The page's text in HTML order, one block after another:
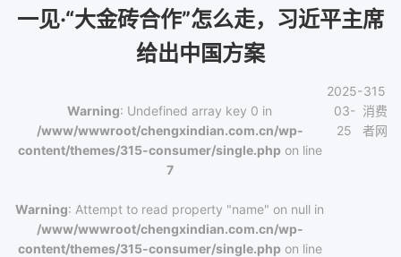
一见·“大金砖合作”怎么走，习近平主席
给出中国方案
Warning: Undefined array key 0 in
/www/wwwroot/chengxindian.com.cn/wp-
content/themes/315-consumer/single.phpon line
7
Warning: Attempt to read property "name" on null in
/www/wwwroot/chengxindian.com.cn/wp-
content/themes/315-consumer/single.phpon line
2025-
03-
25
315
消费
者网